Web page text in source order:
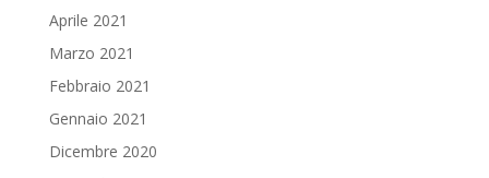
Aprile 2021
Marzo 2021
Febbraio 2021
Gennaio 2021
Dicembre 2020